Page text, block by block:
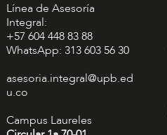
Línea de Asesoría
Integral:
+57 604 448 83 88
WhatsApp: 313 603 56 30
asesoria.integral@upb.ed
u.co
Campus Laureles